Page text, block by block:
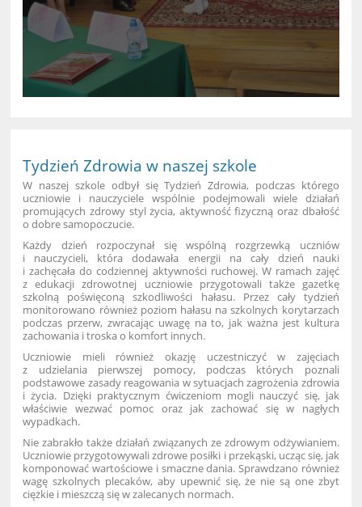
Tydzień Zdrowia w naszej szkole
W naszej szkole odbył się Tydzień Zdrowia, podczas którego
uczniowie i nauczyciele wspólnie podejmowali wiele działań
promujących zdrowy styl życia, aktywność fizyczną oraz dbałość
o dobre samopoczucie.
Każdy dzień rozpoczynał się wspólną rozgrzewką uczniów
i nauczycieli, która dodawała energii na cały dzień nauki
i zachęcała do codziennej aktywności ruchowej. W ramach zajęć
z edukacji zdrowotnej uczniowie przygotowali także gazetkę
szkolną poświęconą szkodliwości hałasu. Przez cały tydzień
monitorowano również poziom hałasu na szkolnych korytarzach
podczas przerw, zwracając uwagę na to, jak ważna jest kultura
zachowania i troska o komfort innych.
Uczniowie mieli również okazję uczestniczyć w zajęciach
z udzielania pierwszej pomocy, podczas których poznali
podstawowe zasady reagowania w sytuacjach zagrożenia zdrowia
i życia. Dzięki praktycznym ćwiczeniom mogli nauczyć się, jak
właściwie wezwać pomoc oraz jak zachować się w nagłych
wypadkach.
Nie zabrakło także działań związanych ze zdrowym odżywianiem.
Uczniowie przygotowywali zdrowe posiłki i przekąski, ucząc się, jak
komponować wartościowe i smaczne dania. Sprawdzano również
wagę szkolnych plecaków, aby upewnić się, że nie są one zbyt
ciężkie i mieszczą się w zalecanych normach.